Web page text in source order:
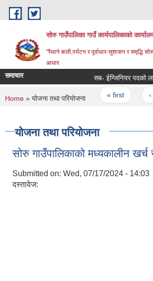
Skip to main content
सोरु गाउँपालिका गाउँ कार्यपालिकाको
"रैथाने बाली,पर्यटन र पूर्वाधारःसुशासन र समृद्धि
आधार
समाचार सब- ईन्जिनियर पदको
Pages
« first ‹
You are here
Home » योजना तथा परियोजना
योजना तथा परियोजना
सोरु गाउँपालिकाको मध्यकालीन
Submitted on: Wed, 07/17/2024 - 14:03
दस्तावेज: